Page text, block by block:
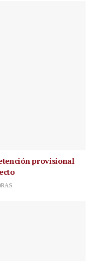
provisional